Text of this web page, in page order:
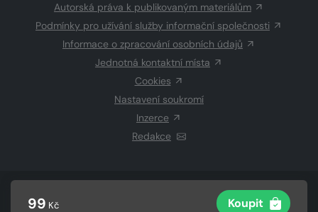
99 Kč Koupit
Autorská práva k publikovaným materiálům
Podmínky pro užívání služby informační společnosti
Informace o zpracování osobních údajů
Jednotná kontaktní místa
Cookies
Nastavení soukromí
Inzerce
Redakce
CZECH NEWS CENTER a.s.a dodavatelé